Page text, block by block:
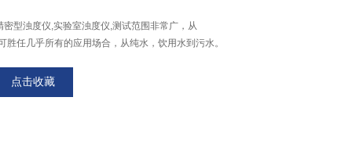
密型浊度仪,实验室浊度仪,测试范围非常广，从
任几乎所有的应用场合，从纯水，饮用水到污水。
点击收藏